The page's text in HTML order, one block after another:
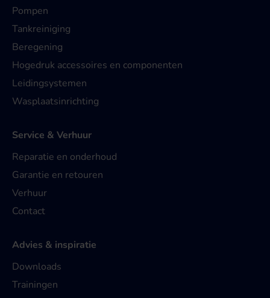
Pompen
Tankreiniging
Beregening
Hogedruk accessoires en componenten
Leidingsystemen
Wasplaatsinrichting
Service & Verhuur
Reparatie en onderhoud
Garantie en retouren
Verhuur
Contact
Advies & inspiratie
Downloads
Trainingen